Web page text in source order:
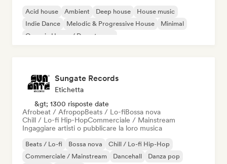
Acid house Ambient Deep house
House music
Indie Dance
Melodic & Progressive House
Minimal
Organic House / Downtempo
Sungate Records
Etichetta
&gt; 1300 risposte date
Afrobeat / AfropopBeats / Lo-fiBossa nova
Chill / Lo-fi Hip-HopCommerciale / Mainstream
Ingaggiare artisti o pubblicare la loro musica
Beats / Lo-fi Bossa nova
Chill / Lo-fi Hip-Hop
Commerciale / Mainstream
Dancehall
Danza pop